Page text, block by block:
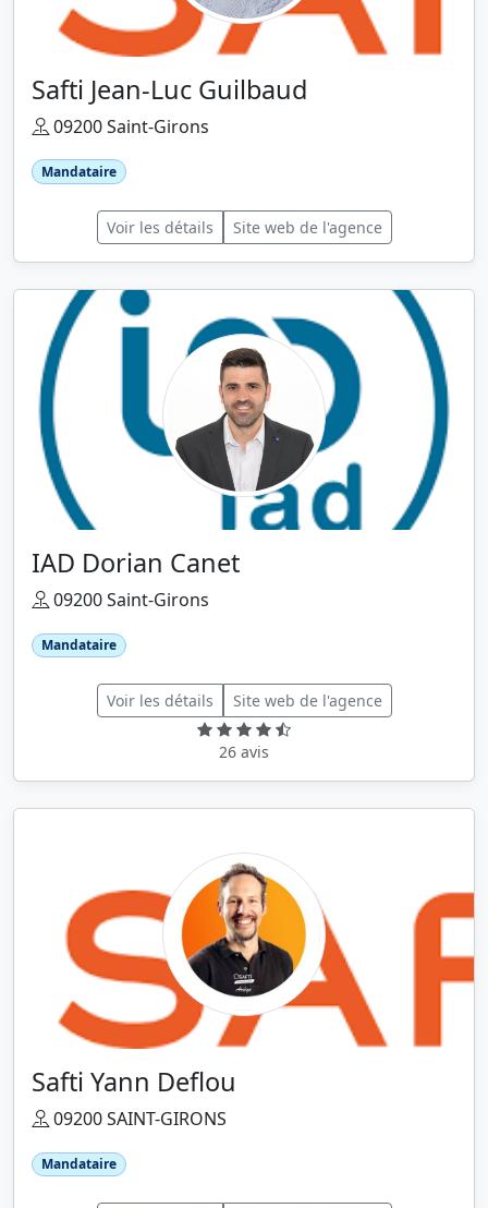
Safti Jean-Luc Guilbaud
09200 Saint-Girons
Mandataire
Voir les détails Site web de l'agence
IAD Dorian Canet
09200 Saint-Girons
Mandataire
Voir les détails Site web de l'agence
26 avis
Safti Yann Deflou
09200 SAINT-GIRONS
Mandataire